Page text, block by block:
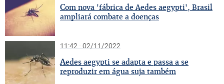
Com nova 'fábrica de Aedes aegypti', Brasil
ampliará combate a doenças
11:42 - 02/11/2022
Aedes aegypti se adapta e passa a se
reproduzir em água suja também